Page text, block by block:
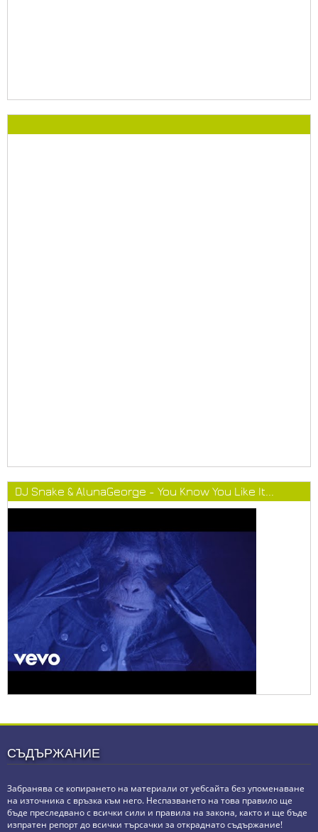
DJ Snake & AlunaGeorge - You Know You Like It...
СЪДЪРЖАНИЕ
Забранява се копирането на материали от уебсайта без упоменаване
на източника с връзка към него. Неспазването на това правило ще
бъде преследвано с всички сили и правила на закона, както и ще бъде
изпратен репорт до всички търсачки за откраднато съдържание!